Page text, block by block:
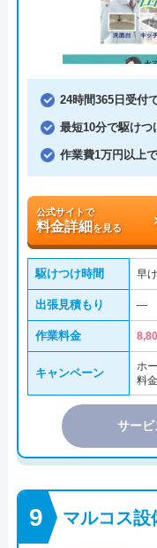
24時間365日受付
最短10分で駆けつ
作業費1万円以上
公式サイトで
料金詳細を見る
駆けつけ時間 早
出張見積もり ―
作業料金
キャンペーン
ホ
料
サー
マルコス設